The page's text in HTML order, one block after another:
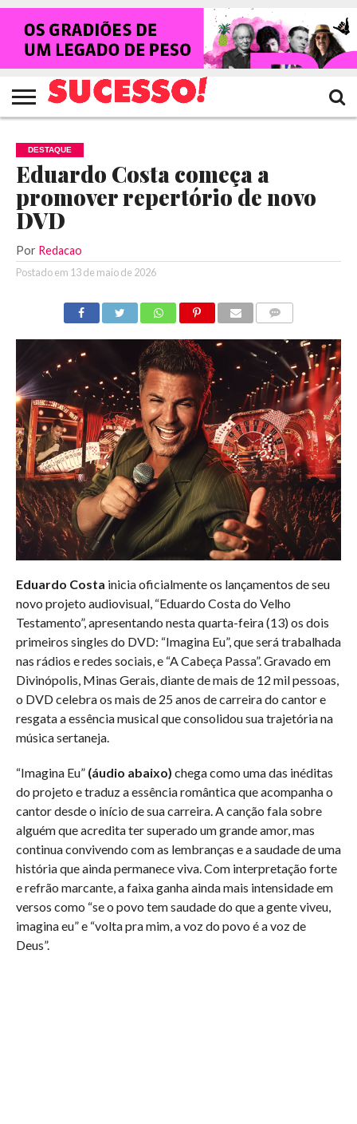
HOME
NOTÍCIAS
SHOWS
ENTREVISTAS
CLIQUES
RANKING
CROWLEY
TV
SUCESSO!
REVISTA
SUCESSO!
DESTAQUE
Eduardo Costa começa a
promover repertório de novo
DVD
Por Redacao
Postado em 13 de maio de 2026
Eduardo Costa inicia oficialmente os lançamentos de seu
novo projeto audiovisual, “Eduardo Costa do Velho
Testamento”, apresentando nesta quarta-feira (13) os dois
primeiros singles do DVD: “Imagina Eu”, que será trabalhada
nas rádios e redes sociais, e “A Cabeça Passa”. Gravado em
Divinópolis, Minas Gerais, diante de mais de 12 mil pessoas,
o DVD celebra os mais de 25 anos de carreira do cantor e
resgata a essência musical que consolidou sua trajetória na
música sertaneja.
“Imagina Eu”(áudio abaixo) chega como uma das inéditas
do projeto e traduz a essência romântica que acompanha o
cantor desde o início de sua carreira. A canção fala sobre
alguém que acredita ter superado um grande amor, mas
continua convivendo com as lembranças e a saudade de uma
história que ainda permanece viva. Com interpretação forte
e refrão marcante, a faixa ganha ainda mais intensidade em
versos como “se o povo tem saudade do que a gente viveu,
imagina eu” e “volta pra mim, a voz do povo é a voz de
Deus”.